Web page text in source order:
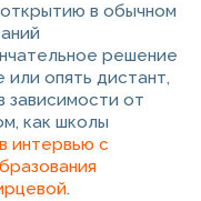
в обычном
решение
опять дистант,
зависимости от
как школы
в интервью с
.